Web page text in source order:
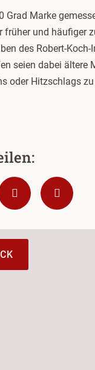
Marke
und häufiger
des Robert-
seien dabei ältere
oder Hitzschlags